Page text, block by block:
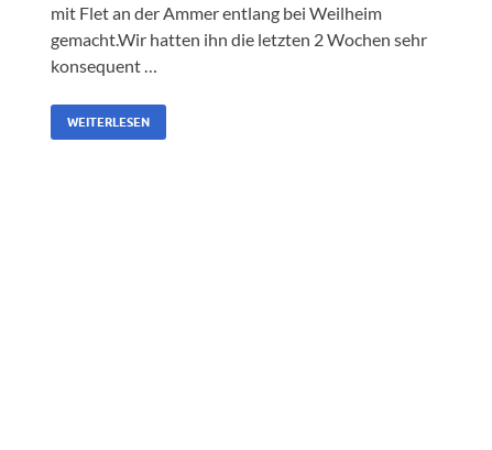
mit Flet an der Ammer entlang bei Weilheim
gemacht.Wir hatten ihn die letzten 2 Wochen sehr
konsequent …
WEITERLESEN